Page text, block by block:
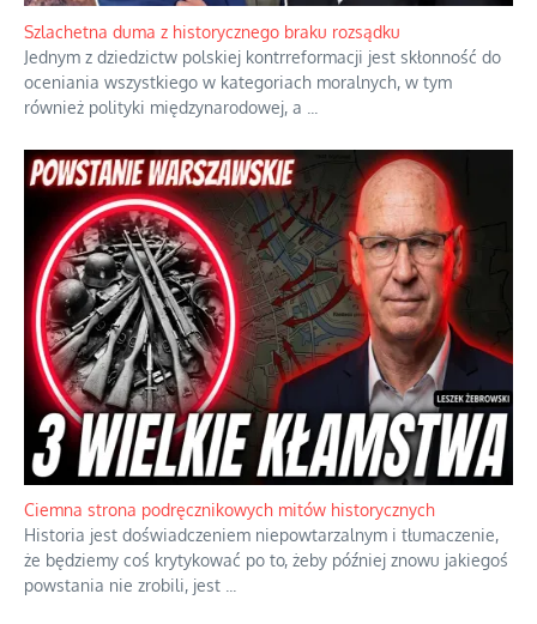
Szlachetna duma z historycznego braku rozsądku
Jednym z dziedzictw polskiej kontrreformacji jest skłonność do
oceniania wszystkiego w kategoriach moralnych, w tym
również polityki międzynarodowej, a
Ciemna strona podręcznikowych mitów historycznych
Historia jest doświadczeniem niepowtarzalnym i tłumaczenie,
że będziemy coś krytykować po to, żeby później znowu jakiegoś
powstania nie zrobili, jest ...